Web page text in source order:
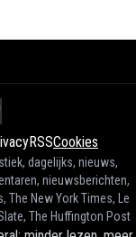
RSSCookies
dagelijks, nieuws,
nieuwsberichten,
New York Times, Le
The Huffington Post